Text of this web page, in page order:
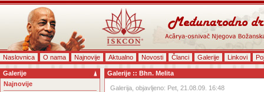
Naslovnica O nama Najnovije Aktualno Novosti Članci Galerije Linkovi
Galerije
Najnovije
Galerije :: Bhn. Melita
Galerija, objavljeno: Pet, 21.08.09. 16:48